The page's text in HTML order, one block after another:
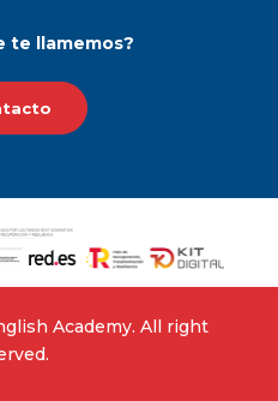
te llamemos?
Academy. All right